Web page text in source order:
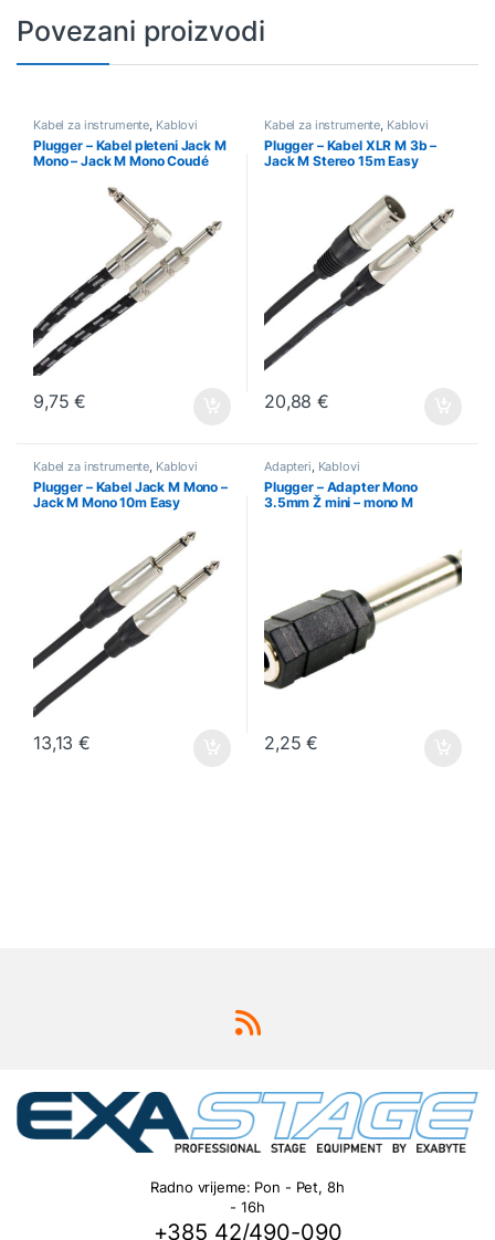
Povezani proizvodi
Kabel za instrumente, Kablovi
Plugger – Kabel pleteni Jack M
Mono – Jack M Mono Coudé
9,75€
Kabel za instrumente, Kablovi
Plugger – Kabel XLR M 3b –
Jack M Stereo 15m Easy
20,88€
Kabel za instrumente, Kablovi
Plugger – Kabel Jack M Mono –
Jack M Mono 10m Easy
13,13€
Adapteri, Kablovi
Plugger – Adapter Mono
3.5mm Ž mini – mono M
2,25€
Radno vrijeme: Pon - Pet, 8h
- 16h
+385 42/490-090